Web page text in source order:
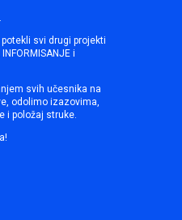
svi drugi projekti
i
svih učesnika na
odolimo izazovima,
i položaj struke.